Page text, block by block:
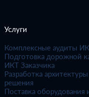
Услуги
Комплексные аудиты
Подготовка дорожной
ИКТ Заказчика
Разработка архитектуры
решения
Поставка